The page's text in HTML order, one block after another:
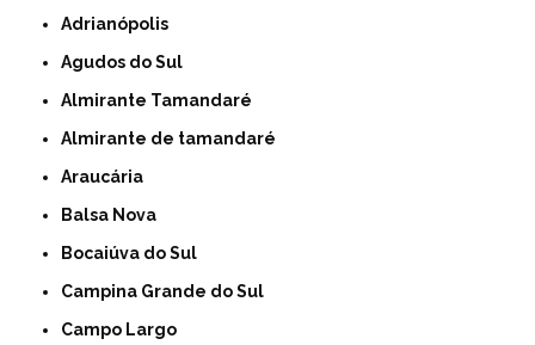
Adrianópolis
Agudos do Sul
Almirante Tamandaré
Almirante de tamandaré
Araucária
Balsa Nova
Bocaiúva do Sul
Campina Grande do Sul
Campo Largo